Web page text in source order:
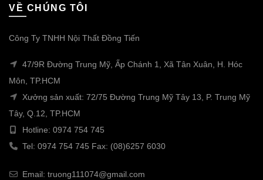
VỀ CHÚNG TÔI
Công Ty TNHH Nội Thất Đồng Tiến
47/9R Đường Trung Mỹ, Ấp Chánh 1, Xã Tân Xuân, H. Hóc
Môn, TP.HCM
Xưởng sản xuất: 72/75 Đường Trung Mỹ Tây 13, P. Trung Mỹ
Tây, Q.12, TP.HCM
Hotline: 0974 754 745
Tel: 0974 754 745 Fax: (08)6257 6030
Email: truong111074@gmail.com